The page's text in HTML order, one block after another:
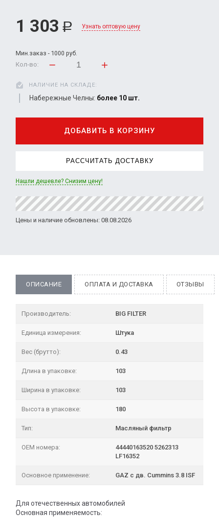
1 303 Р Узнать оптовую цену
Мин.заказ - 1000 руб.
Кол-во:
НАЛИЧИЕ НА СКЛАДЕ:
Набережные Челны: более 10 шт.
ДОБАВИТЬ В КОРЗИНУ
РАССЧИТАТЬ ДОСТАВКУ
Нашли дешевле? Снизим цену!
Цены и наличие обновлены: 08.08.2026
ОПИСАНИЕ ОПЛАТА И ДОСТАВКА ОТЗЫВЫ
Производитель: BIG FILTER
Единица измерения: Штука
Вес (брутто): 0.43
Длина в упаковке: 103
Ширина в упаковке: 103
Высота в упаковке: 180
Тип: Масляный фильтр
OEM номера:
44440163520 5262313
LF16352
Основное применение: GAZ с дв. Cummins 3.8 ISF
Для отечественных автомобилей
Основная применяемость: